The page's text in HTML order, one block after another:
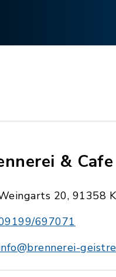
&
20, 91358
697071